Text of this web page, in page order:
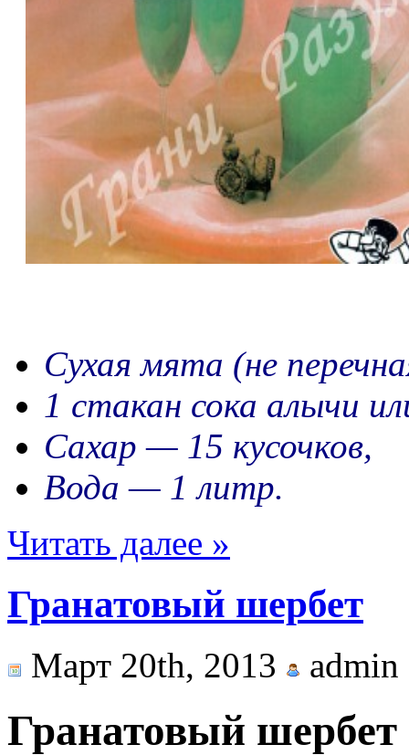
Сухая мята (не
1 стакан сока алычи
Сахар — 15 кусочков,
Вода — 1 литр.
Читать далее »
Гранатовый шербет
Март 20th, 2013 admin
Гранатовый шербет